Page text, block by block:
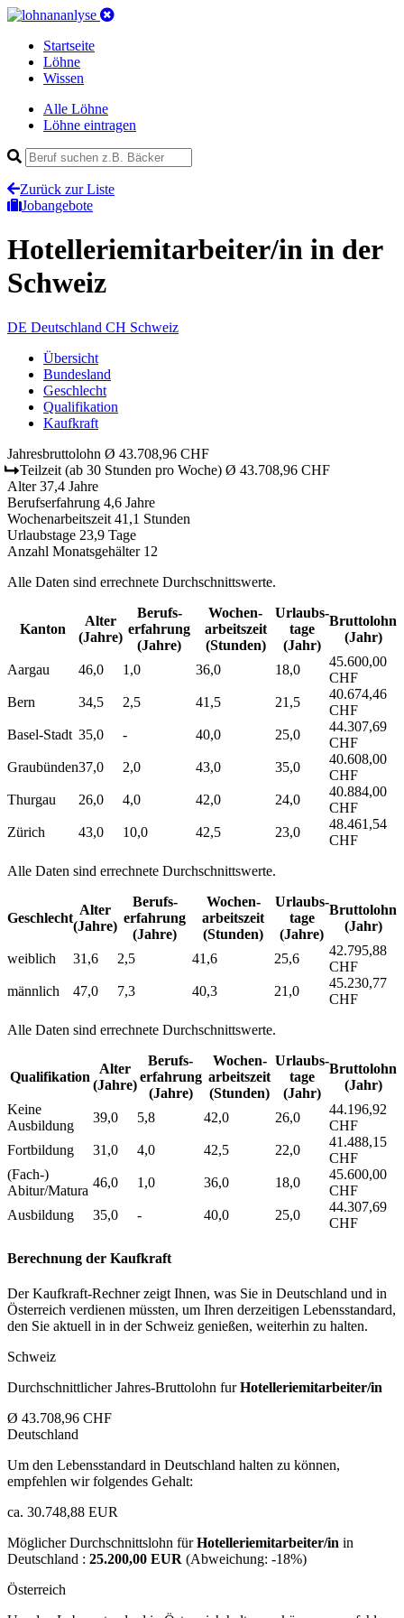
Startseite
Löhne
Wissen
Alle Löhne
Löhne eintragen
Zurück zur Liste
Jobangebote
Hotelleriemitarbeiter/in in der
Schweiz
DE Deutschland CH Schweiz
Übersicht
Bundesland
Geschlecht
Qualifikation
Kaufkraft
Jahresbruttolohn Ø 43.708,96 CHF
Teilzeit (ab 30 Stunden pro Woche) Ø 43.708,96 CHF
Alter 37,4 Jahre
Berufserfahrung 4,6 Jahre
Wochenarbeitszeit 41,1 Stunden
Urlaubstage 23,9 Tage
Anzahl Monatsgehälter 12
Alle Daten sind errechnete Durchschnittswerte.
Kanton
Alter
(Jahre)
Berufs­
erfahrung
(Jahre)
Wochen­
arbeitszeit
(Stunden)
Urlaubs­
tage
(Jahr)
Bruttolohn
(Jahr)
Aargau 46,0 1,0 36,0 18,0
45.600,00
CHF
Bern
34,5 2,5 41,5 21,5
40.674,46
CHF
Basel-Stadt 35,0 - 40,0 25,0
44.307,69
CHF
Graubünden37,0 2,0 43,0 35,0
40.608,00
CHF
Thurgau
26,0 4,0 42,0 24,0
40.884,00
CHF
Zürich
43,0 10,0 42,5 23,0
48.461,54
CHF
Alle Daten sind errechnete Durchschnittswerte.
Geschlecht
Alter
(Jahre)
Berufs­
erfahrung
(Jahre)
Wochen­
arbeitszeit
(Stunden)
Urlaubs­
tage
(Jahre)
Bruttolohn
(Jahr)
weiblich 31,6 2,5 41,6 25,6
42.795,88
CHF
männlich
47,0 7,3 40,3 21,0
45.230,77
CHF
Alle Daten sind errechnete Durchschnittswerte.
Qualifikation
Alter
(Jahre)
Berufs­
erfahrung
(Jahre)
Wochen­
arbeitszeit
(Stunden)
Urlaubs­
tage
(Jahr)
Bruttolohn
(Jahr)
Keine
Ausbildung
39,0 5,8 42,0 26,0
44.196,92
CHF
Fortbildung
31,0 4,0 42,5 22,0
41.488,15
CHF
(Fach-)
Abitur/Matura
46,0 1,0 36,0 18,0
45.600,00
CHF
Ausbildung
35,0 - 40,0 25,0
44.307,69
CHF
Berechnung der Kaufkraft
Der Kaufkraft-Rechner zeigt Ihnen, was Sie in Deutschland und in
Österreich verdienen müssten, um Ihren derzeitigen Lebensstandard,
den Sie aktuell in in der Schweiz genießen, weiterhin zu halten.
Schweiz
Durchschnittlicher Jahres-Bruttolohn furHotelleriemitarbeiter/in
Ø 43.708,96 CHF
Deutschland
Um den Lebensstandard in Deutschland halten zu können,
empfehlen wir folgendes Gehalt:
ca. 30.748,88 EUR
Möglicher Durchschnittslohn fürHotelleriemitarbeiter/in in
Deutschland : 25.200,00 EUR (Abweichung: -18%)
Österreich